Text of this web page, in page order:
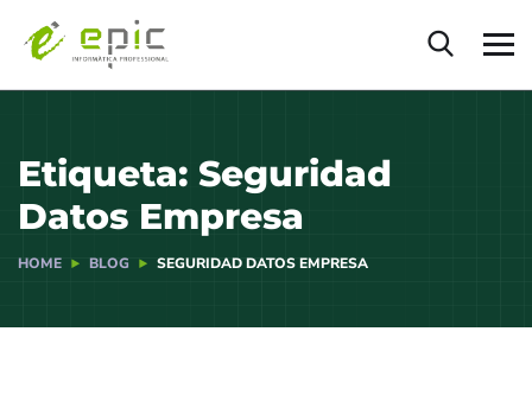
Etiqueta: Seguridad
Datos Empresa
HOME BLOG SEGURIDAD DATOS EMPRESA